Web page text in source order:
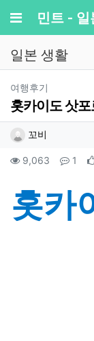
메뉴민트 - 일
일본 생활
여행후기
홋카이도 삿포
작성자 정보
꼬비
컨텐츠 정
9,063 조회 1 댓
본문
홋카